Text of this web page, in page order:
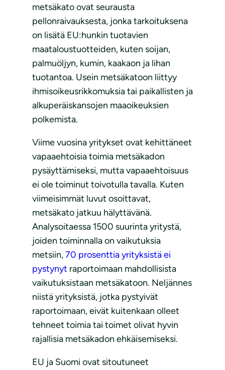
metsäkato ovat seurausta
pellonraivauksesta, jonka tarkoituksena
on lisätä EU:hunkin tuotavien
maataloustuotteiden, kuten soijan,
palmuöljyn, kumin, kaakaon ja lihan
tuotantoa. Usein metsäkatoon liittyy
ihmisoikeusrikkomuksia tai paikallisten ja
alkuperäiskansojen maaoikeuksien
polkemista.
Viime vuosina yritykset ovat kehittäneet
vapaaehtoisia toimia metsäkadon
pysäyttämiseksi, mutta vapaaehtoisuus
ei ole toiminut toivotulla tavalla. Kuten
viimeisimmät luvut osoittavat,
metsäkato jatkuu hälyttävänä.
Analysoitaessa 1500 suurinta yritystä,
joiden toiminnalla on vaikutuksia
metsiin,70 prosenttia yrityksistä ei
pystynyt raportoimaan mahdollisista
vaikutuksistaan metsäkatoon. Neljännes
niistä yrityksistä, jotka pystyivät
raportoimaan, eivät kuitenkaan olleet
tehneet toimia tai toimet olivat hyvin
rajallisia metsäkadon ehkäisemiseksi.
EU ja Suomi ovat sitoutuneet